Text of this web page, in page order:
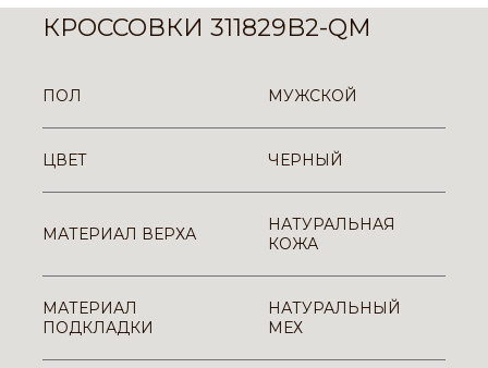
КРОССОВКИ 311829B2-QM
ПОЛ МУЖСКОЙ
ЦВЕТ ЧЕРНЫЙ
МАТЕРИАЛ ВЕРХА
НАТУРАЛЬНАЯ
КОЖА
МАТЕРИАЛ
ПОДКЛАДКИ
НАТУРАЛЬНЫЙ
МЕХ